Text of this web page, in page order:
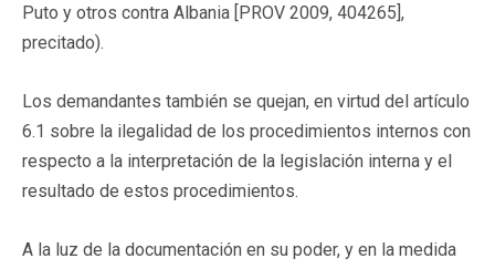
Puto y otros contra Albania [PROV 2009, 404265],
precitado).
Los demandantes también se quejan, en virtud del artículo
6.1 sobre la ilegalidad de los procedimientos internos con
respecto a la interpretación de la legislación interna y el
resultado de estos procedimientos.
A la luz de la documentación en su poder, y en la medida